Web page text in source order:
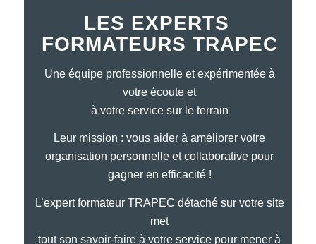
LES EXPERTS
FORMATEURS TRAPEC
Une équipe professionnelle et expérimentée à
votre écoute et
à votre service sur le terrain
Leur mission : vous aider à améliorer votre
organisation personnelle et collaborative pour
gagner en efficacité !
L’expert formateur TRAPEC détaché sur votre site
met
tout son savoir-faire à votre service pour mener à